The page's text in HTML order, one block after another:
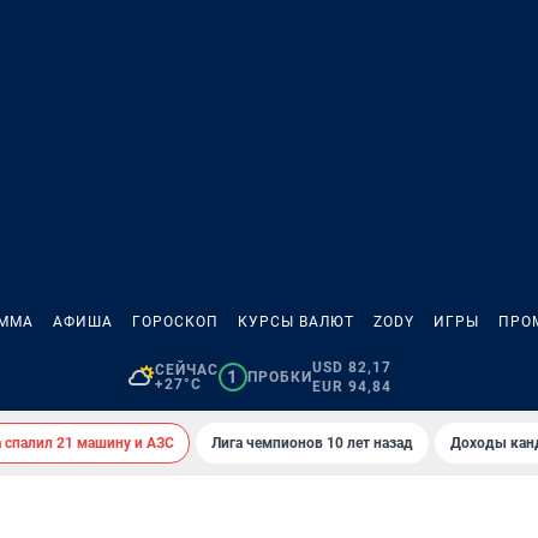
АФИША ГОРОСКОП КУРСЫ ВАЛЮТ ZODY ИГРЫ
СЕЙЧАС
+27°C
1 ПРОБКИ
USD 82,17
EUR 94,84
21 машину и АЗС Лига чемпионов 10 лет назад Доходы